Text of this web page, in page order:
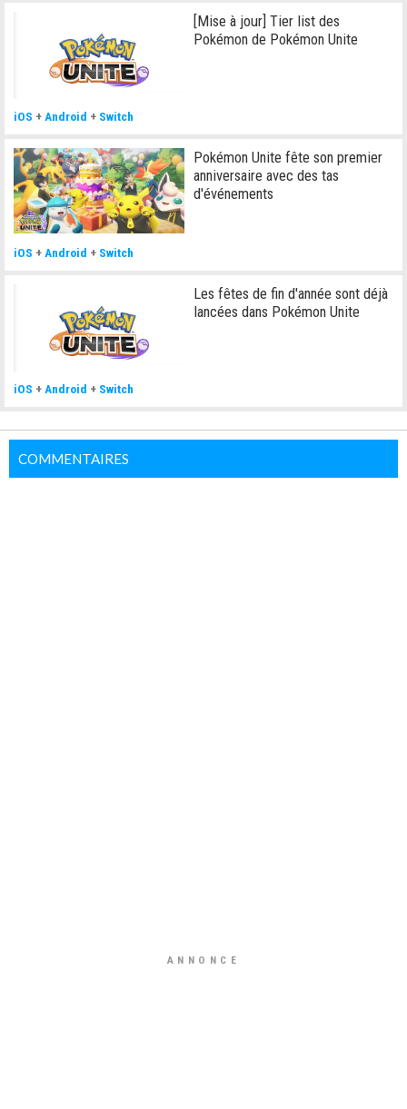
[Mise à jour] Tier list des
Pokémon de Pokémon Unite
iOS + Android + Switch
Pokémon Unite fête son premier
anniversaire avec des tas
d'événements
iOS + Android + Switch
Les fêtes de fin d'année sont déjà
lancées dans Pokémon Unite
iOS + Android + Switch
COMMENTAIRES
ANNONCE